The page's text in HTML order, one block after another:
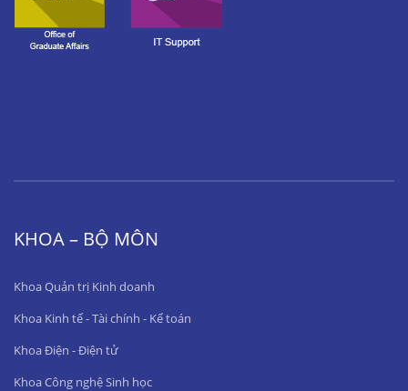
KHOA – BỘ MÔN
Khoa Quản trị Kinh doanh
Khoa Kinh tế - Tài chính - Kế toán
Khoa Điện - Điện tử
Khoa Công nghệ Sinh học